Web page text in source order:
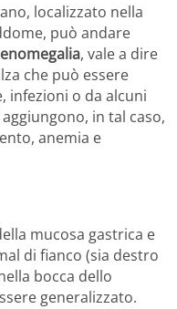
localizzato nella
può andare
, vale a dire
che può essere
infezioni o da alcuni
in tal caso,
anemia e
mucosa gastrica e
di fianco (sia destro
bocca dello
generalizzato.